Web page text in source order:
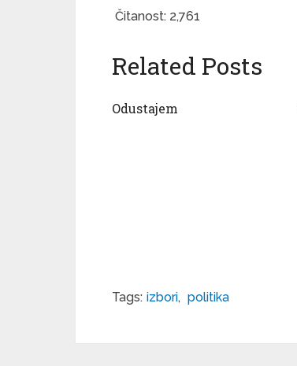
Čitanost: 2,761
Related Posts
Odustajem
Tags: izbori, politika